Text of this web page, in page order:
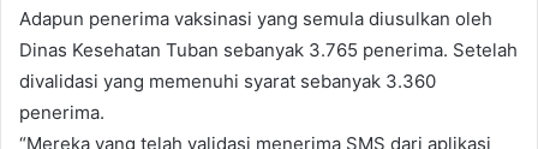
Adapun penerima vaksinasi yang semula diusulkan oleh
Dinas Kesehatan Tuban sebanyak 3.765 penerima. Setelah
divalidasi yang memenuhi syarat sebanyak 3.360
penerima.
“Mereka yang telah validasi menerima SMS dari aplikasi